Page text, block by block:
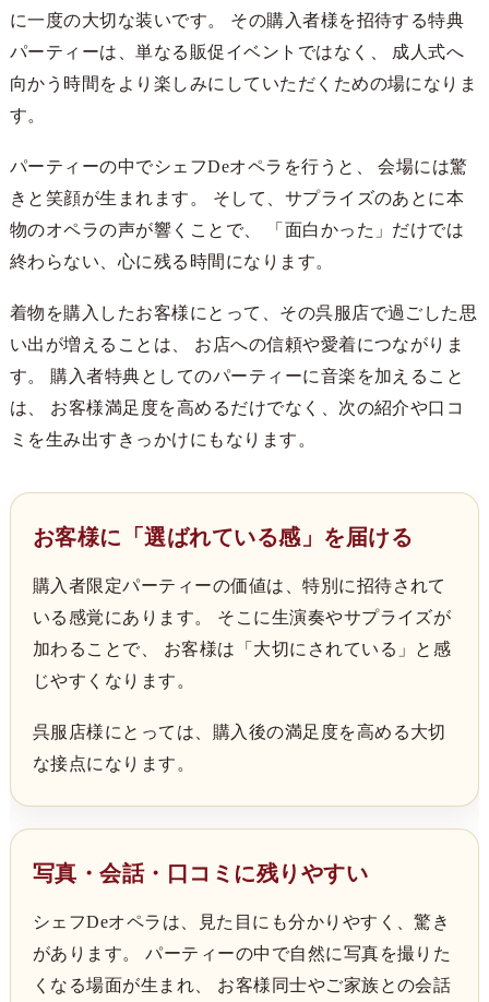
に一度の大切な装いです。 その購入者様を招待する特典
パーティーは、単なる販促イベントではなく、 成人式へ
向かう時間をより楽しみにしていただくための場になりま
す。
パーティーの中でシェフDeオペラを行うと、 会場には驚
きと笑顔が生まれます。 そして、サプライズのあとに本
物のオペラの声が響くことで、 「面白かった」だけでは
終わらない、心に残る時間になります。
着物を購入したお客様にとって、その呉服店で過ごした思
い出が増えることは、 お店への信頼や愛着につながりま
す。 購入者特典としてのパーティーに音楽を加えること
は、 お客様満足度を高めるだけでなく、次の紹介や口コ
ミを生み出すきっかけにもなります。
お客様に「選ばれている感」を届ける
購入者限定パーティーの価値は、特別に招待されて
いる感覚にあります。 そこに生演奏やサプライズが
加わることで、 お客様は「大切にされている」と感
じやすくなります。
呉服店様にとっては、購入後の満足度を高める大切
な接点になります。
写真・会話・口コミに残りやすい
シェフDeオペラは、見た目にも分かりやすく、驚き
があります。 パーティーの中で自然に写真を撮りた
くなる場面が生まれ、 お客様同士やご家族との会話